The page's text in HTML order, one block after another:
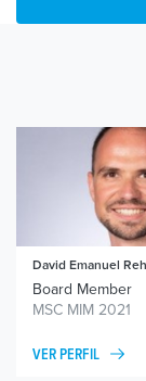
David Emanuel
Board Member
MSC MIM 2021
VER PERFIL